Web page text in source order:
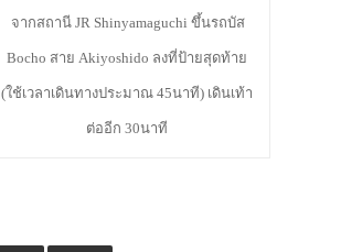
จากสถานี JR Shinyamaguchi ขึ้นรถบัส
Bocho สาย Akiyoshido ลงที่ป้ายสุดท้าย
(ใช้เวลาเดินทางประมาณ 45นาที) เดินเท้า
ต่ออีก 30นาที